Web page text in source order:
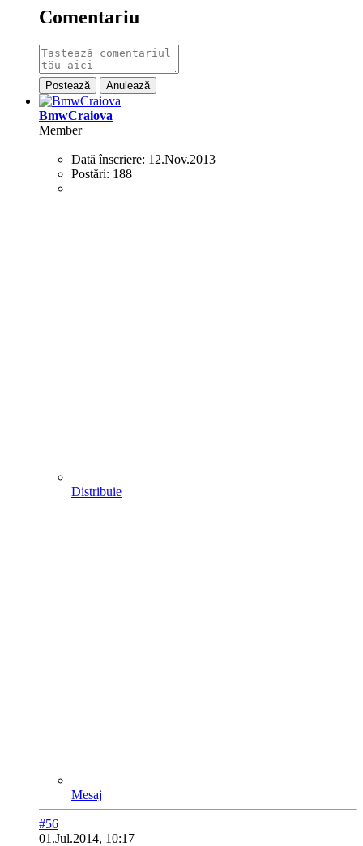
Comentariu
Postează Anulează
BmwCraiova
Member
Dată înscriere: 12.Nov.2013
Postări: 188
Distribuie
Mesaj
#56
01.Jul.2014, 10:17